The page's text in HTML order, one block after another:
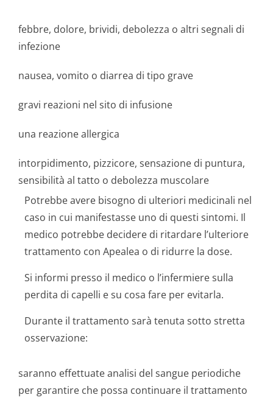
febbre, dolore, brividi, debolezza o altri segnali di
infezione
nausea, vomito o diarrea di tipo grave
gravi reazioni nel sito di infusione
una reazione allergica
intorpidimento, pizzicore, sensazione di puntura,
sensibilità al tatto o debolezza muscolare
Potrebbe avere bisogno di ulteriori medicinali nel
caso in cui manifestasse uno di questi sintomi. Il
medico potrebbe decidere di ritardare l’ulteriore
trattamento con Apealea o di ridurre la dose.
Si informi presso il medico o l’infermiere sulla
perdita di capelli e su cosa fare per evitarla.
Durante il trattamento sarà tenuta sotto stretta
osservazione:
saranno effettuate analisi del sangue periodiche
per garantire che possa continuare il trattamento